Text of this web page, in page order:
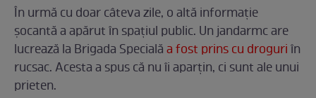
În urmă cu doar câteva zile, o altă informație
șocantă a apărut în spațiul public. Un jandarmc are
lucrează la Brigada Specialăa fost prins cu droguriîn
rucsac. Acesta a spus că nu îi aparțin, ci sunt ale unui
prieten.